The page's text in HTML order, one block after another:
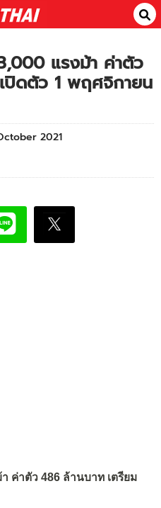
แรงม้า ค่าตัว
ปิดตัว 1 พฤศจิกายน
2021
ค่าตัว 486 ล้านบาท เตรียม